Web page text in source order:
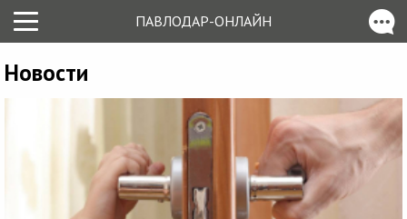
ПАВЛОДАР-ОНЛАЙН
Новости